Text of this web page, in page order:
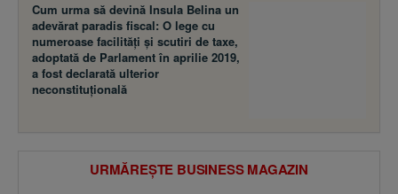
Cum urma să devină Insula Belina un
adevărat paradis fiscal: O lege cu
numeroase facilităţi şi scutiri de taxe,
adoptată de Parlament în aprilie 2019,
a fost declarată ulterior
neconstituţională
URMĂREȘTE BUSINESS MAGAZIN